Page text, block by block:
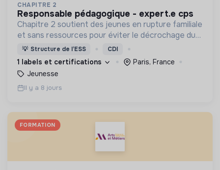
CHAPITRE 2
responsable pédagogique - expert.e cps
Chapitre 2 soutient des jeunes en rupture familiale
et sans ressources pour éviter le décrochage du
parcours d'insertion et le glissement vers
l'exclusion.
💡 Structure de l’ESS CDI
1 labels et certifications
Paris, France
Jeunesse
Il y a 8 jours
FORMATION